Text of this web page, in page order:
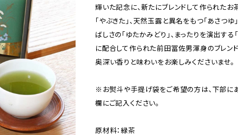
輝いた記念に、新たにブレンドして作られたお
「やぶきた」、天然玉露と異名をもつ「あさつゆ
ばしさの「ゆたかみどり」、まったりを演出する
に配合して作られた前田冨佐男渾身のブレンド
奥深い香りと味わいをお楽しみくださいませ。
※お熨斗や手提げ袋をご希望の方は、下部にあ
欄にご記入ください。
原材料：緑茶